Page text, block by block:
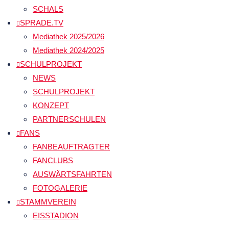
SCHALS
SPRADE.TV
Mediathek 2025/2026
Mediathek 2024/2025
SCHULPROJEKT
NEWS
SCHULPROJEKT
KONZEPT
PARTNERSCHULEN
FANS
FANBEAUFTRAGTER
FANCLUBS
AUSWÄRTSFAHRTEN
FOTOGALERIE
STAMMVEREIN
EISSTADION